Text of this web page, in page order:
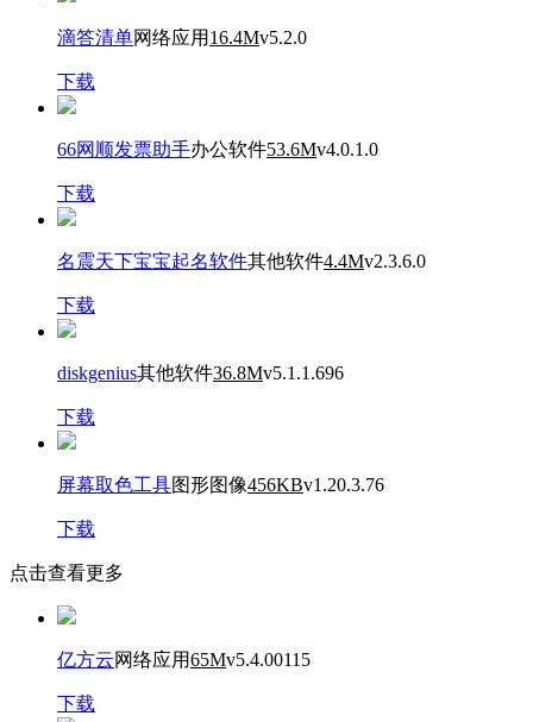
滴答清单网络应用 16.4Mv5.2.0
下载
66网顺发票助手办公软件53.6Mv4.0.1.0
下载
名震天下宝宝起名软件其他软件4.4Mv2.3.6.0
下载
diskgenius其他软件36.8Mv5.1.1.696
下载
屏幕取色工具图形图像456KBv1.20.3.76
下载
点击查看更多
亿方云网络应用65Mv5.4.00115
下载